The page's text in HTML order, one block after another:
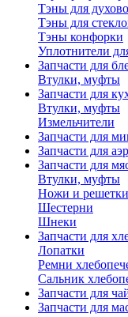
Тэны для
Тэны для
Тэны конфорки
Уплотнители
Запчасти для
Втулки, муфты
Запчасти для
Втулки, муфты
Измельчители
Запчасти для
Запчасти для
Запчасти для
Втулки, муфты
Ножи и решетки
Шестерни
Шнеки
Запчасти для
Лопатки
Ремни
Сальник
Запчасти для
Запчасти для